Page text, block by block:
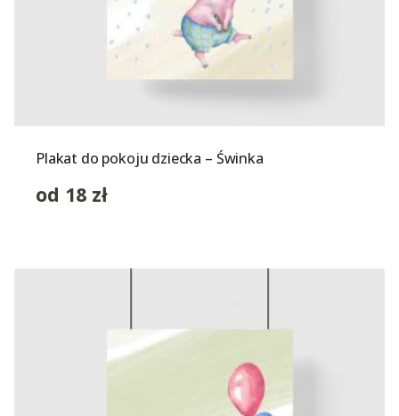
Plakat do pokoju dziecka – Świnka
od 18 zł